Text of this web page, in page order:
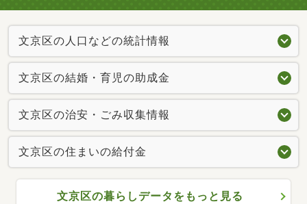
文京区の人口などの統計情報
文京区の結婚・育児の助成金
文京区の治安・ごみ収集情報
文京区の住まいの給付金
文京区の暮らしデータをもっと見る